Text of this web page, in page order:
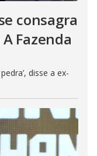
consagra
Fazenda
disse a ex-